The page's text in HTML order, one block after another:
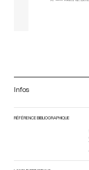
Infos
RÉFÉRENCE BIBLIOGRAPHIQUE